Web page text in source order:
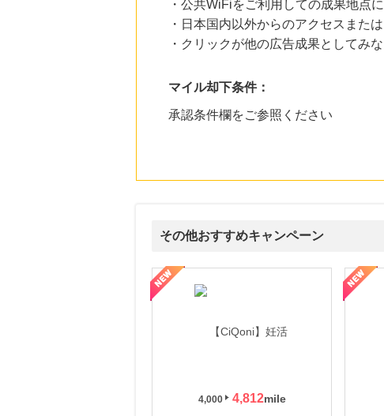
・公共WiFiをご利用しての成果地点
・日本国内以外からのアクセスまた
・クリックが他の広告成果としてみ
マイル却下条件：
承認条件欄をご参照ください
その他おすすめキャンペーン
4,000 4,812
【ロデオドライブ】創業70年の信頼と高価買取を実現！ブランド品・貴金
【ファビウス公式EC】すべての女性